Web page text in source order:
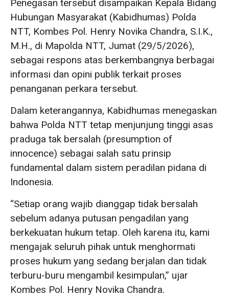
Penegasan tersebut disampaikan Kepala Bidang
Hubungan Masyarakat (Kabidhumas) Polda
NTT, Kombes Pol. Henry Novika Chandra, S.I.K.,
M.H., di Mapolda NTT, Jumat (29/5/2026),
sebagai respons atas berkembangnya berbagai
informasi dan opini publik terkait proses
penanganan perkara tersebut.
Dalam keterangannya, Kabidhumas menegaskan
bahwa Polda NTT tetap menjunjung tinggi asas
praduga tak bersalah (presumption of
innocence) sebagai salah satu prinsip
fundamental dalam sistem peradilan pidana di
Indonesia.
“Setiap orang wajib dianggap tidak bersalah
sebelum adanya putusan pengadilan yang
berkekuatan hukum tetap. Oleh karena itu, kami
mengajak seluruh pihak untuk menghormati
proses hukum yang sedang berjalan dan tidak
terburu-buru mengambil kesimpulan,” ujar
Kombes Pol. Henry Novika Chandra.